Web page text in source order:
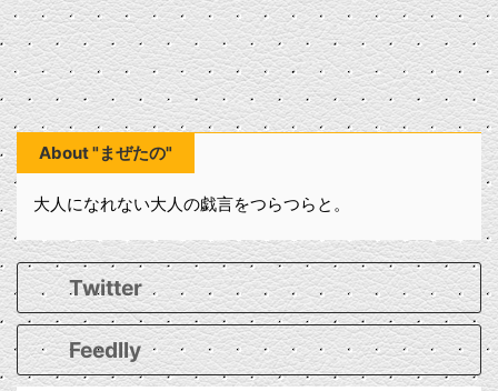
About "まぜたの"
大人になれない大人の戯言をつらつらと。
Twitter
Feedlly